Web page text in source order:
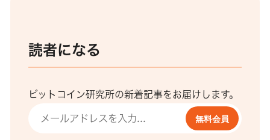
読者になる
ビットコイン研究所の新着記事をお届けします。
無料会員